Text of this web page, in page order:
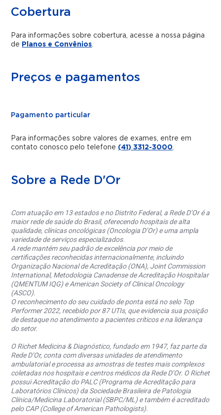
Cobertura
Para informações sobre cobertura, acesse a nossa página
de Planos e Convênios.
Preços e pagamentos
Pagamento particular
Para informações sobre valores de exames, entre em
contato conosco pelo telefone (41) 3312-3000.
Sobre a Rede D'Or
Com atuação em 13 estados e no Distrito Federal, a Rede D’Or é a
maior rede de saúde do Brasil, oferecendo hospitais de alta
qualidade, clínicas oncológicas (Oncologia D’Or) e uma ampla
variedade de serviços especializados.
A rede mantém seu padrão de excelência por meio de
certificações reconhecidas internacionalmente, incluindo
Organização Nacional de Acreditação (ONA), Joint Commission
International, Metodologia Canadense de Acreditação Hospitalar
(QMENTUM IQG) e American Society of Clinical Oncology
(ASCO).
O reconhecimento do seu cuidado de ponta está no selo Top
Performer 2022, recebido por 87 UTIs, que evidencia sua posição
de destaque no atendimento a pacientes críticos e na liderança
do setor.
O Richet Medicina & Diagnóstico, fundado em 1947, faz parte da
Rede D’Or, conta com diversas unidades de atendimento
ambulatorial e processa as amostras de testes mais complexos
coletadas nos hospitais e centros médicos da Rede D’Or. O Richet
possui Acreditação do PALC (Programa de Acreditação para
Laboratórios Clínicos) da Sociedade Brasileira de Patologia
Clínica/Medicina Laboratorial (SBPC/ML) e também é acreditado
pelo CAP (College of American Pathologists).